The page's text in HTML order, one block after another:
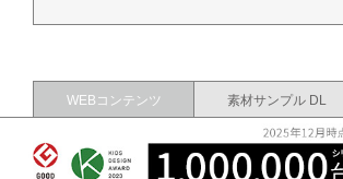
WEBコンテンツ 素材サンプル DL